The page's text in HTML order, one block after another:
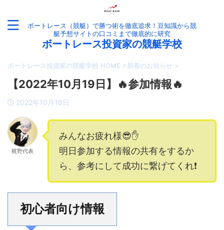
ボートレース（競艇）で勝つ術を徹底追求！豆知識から競
艇予想サイトの口コミまで徹底的に研究
ボートレース投資家の競艇学校
ボートレース投資家の競艇学校 HOME >新着のお知らせ >
【2022年10月19日】🔥参加情報🔥
2022年10月18日
梶野代表
みんなお疲れ様😎✋
明日参加する情報の共有をするか
ら、参考にして成功に繋げてくれ❗️
初心者向け情報